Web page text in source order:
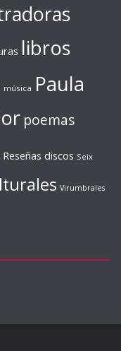
libros
música Paula
poemas
Reseñas discos Seix
Virumbrales